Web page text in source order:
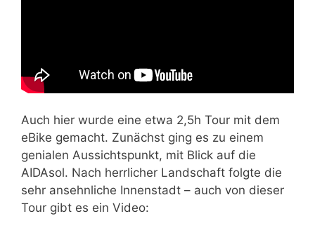
Auch hier wurde eine etwa 2,5h Tour mit dem
eBike gemacht. Zunächst ging es zu einem
genialen Aussichtspunkt, mit Blick auf die
AIDAsol. Nach herrlicher Landschaft folgte die
sehr ansehnliche Innenstadt – auch von dieser
Tour gibt es ein Video: